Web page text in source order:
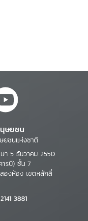
ษยชน
ยชนแห่งชาติ
า 5 ธันวาคม 2550
ารบี) ชั้น 7
องห้อง เขตหลักสี่
3881